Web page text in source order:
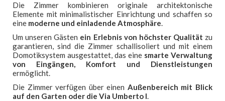
Golf
Fähren
Galerie
Kontakt
Die Zimmer kombinieren originale architektonische
Elemente mit minimalistischer Einrichtung und schaffen so
eine moderne und einladende Atmosphäre.
Um unseren Gästen ein Erlebnis von höchster Qualität zu
garantieren, sind die Zimmer schallisoliert und mit einem
Domotiksystem ausgestattet, das eine smarte Verwaltung
von Eingängen, Komfort und Dienstleistungen
ermöglicht.
Die Zimmer verfügen über einen Außenbereich mit Blick
auf den Garten oder die Via Umberto I.